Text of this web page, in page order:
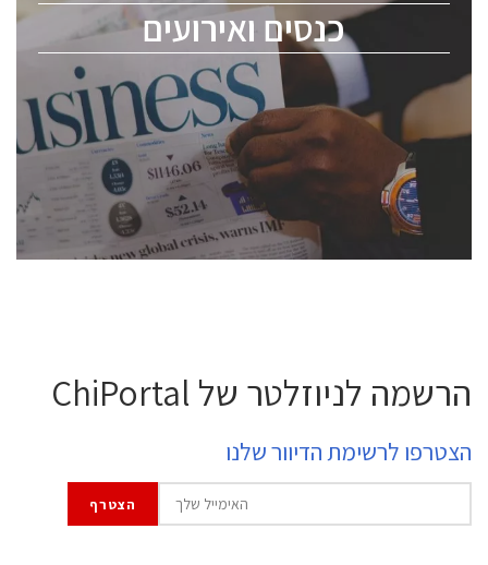
כנסים ואירועים
ChipEx2026 will be held on May 12-13, 2026. The
conference is intended for everyone involved in the
semiconductor industry, including engineers,
professional experts, and senior executives.
לחץ לפרטים
הרשמה לניוזלטר של ChiPortal
הצטרפו לרשימת הדיוור שלנו